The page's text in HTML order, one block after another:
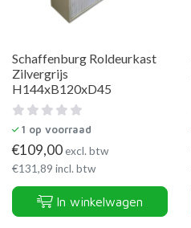
Schaffenburg Roldeurkast
Zilvergrijs
H144xB120xD45
1 op voorraad
€109,00excl. btw
€131,89 incl. btw
In winkelwagen